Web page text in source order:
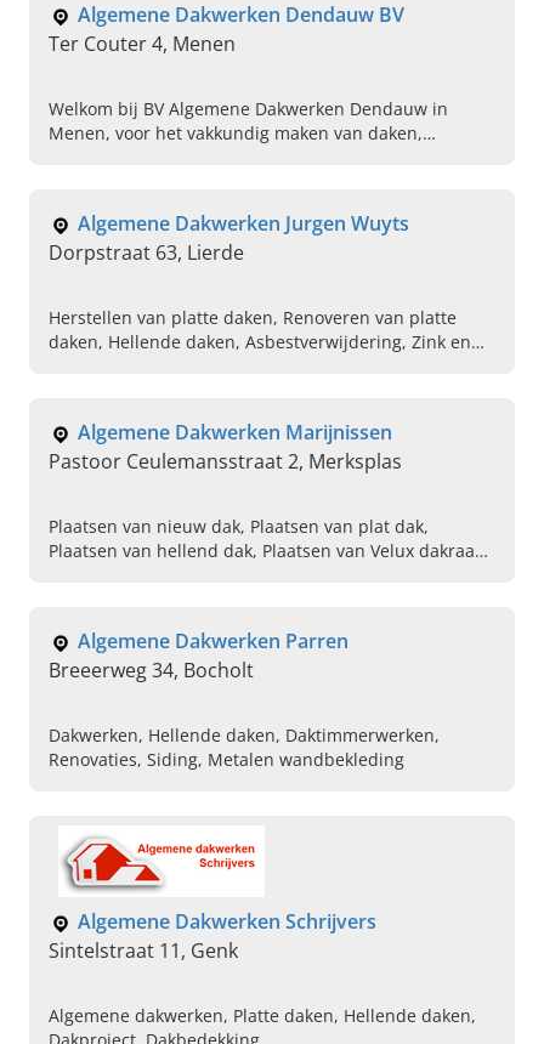
Algemene Dakwerken Dendauw BV
Ter Couter 4, Menen
Welkom bij BV Algemene Dakwerken Dendauw in
Menen, voor het vakkundig maken van daken,
Algemene Dakwerken Jurgen Wuyts
Dorpstraat 63, Lierde
Herstellen van platte daken, Renoveren van platte
daken, Hellende daken, Asbestverwijdering, Zink en
Algemene Dakwerken Marijnissen
Pastoor Ceulemansstraat 2, Merksplas
Plaatsen van nieuw dak, Plaatsen van plat dak,
Plaatsen van hellend dak, Plaatsen van Velux dakraam,
Algemene Dakwerken Parren
Breeerweg 34, Bocholt
Dakwerken, Hellende daken, Daktimmerwerken,
Renovaties, Siding, Metalen wandbekleding
Algemene Dakwerken Schrijvers
Sintelstraat 11, Genk
Algemene dakwerken, Platte daken, Hellende daken,